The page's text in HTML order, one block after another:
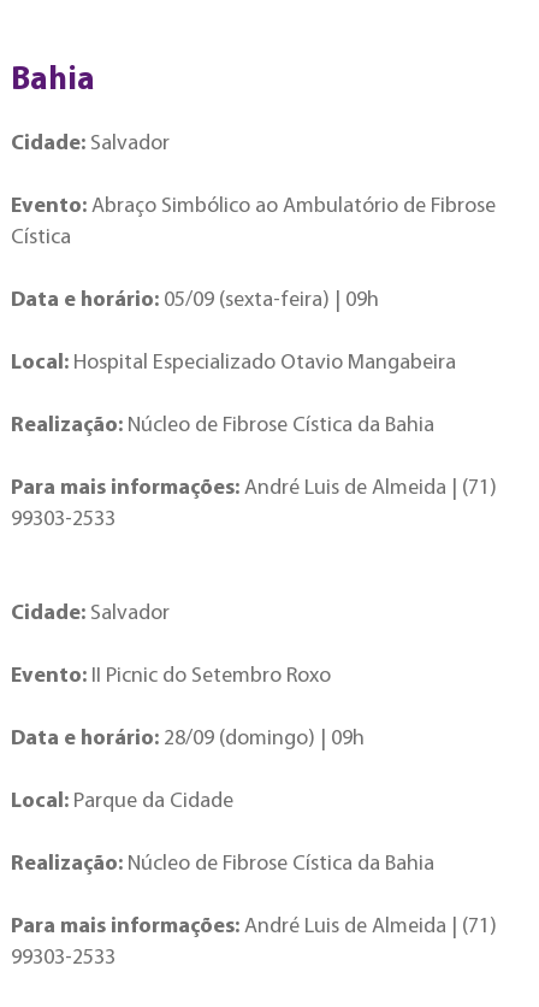
Bahia
Cidade: Salvador
Evento: Abraço Simbólico ao Ambulatório de Fibrose
Cística
Data e horário: 05/09 (sexta-feira) | 09h
Local: Hospital Especializado Otavio Mangabeira
Realização: Núcleo de Fibrose Cística da Bahia
Para mais informações: André Luis de Almeida | (71)
99303-2533
Cidade: Salvador
Evento: II Picnic do Setembro Roxo
Data e horário: 28/09 (domingo) | 09h
Local: Parque da Cidade
Realização: Núcleo de Fibrose Cística da Bahia
Para mais informações: André Luis de Almeida | (71)
99303-2533